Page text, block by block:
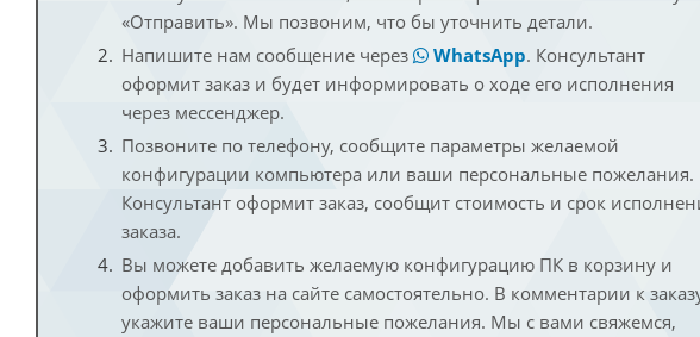
«Отправить». Мы позвоним, что бы уточнить детали.
Напишите нам сообщение через
WhatsApp. Консультант
оформит заказ и будет информировать о ходе его исполнения
через мессенджер.
Позвоните по телефону, сообщите параметры желаемой
конфигурации компьютера или ваши персональные пожелания.
Консультант оформит заказ, сообщит стоимость и срок
заказа.
Вы можете добавить желаемую конфигурацию ПК в корзину и
оформить заказ на сайте самостоятельно. В комментарии к
укажите ваши персональные пожелания. Мы с вами свяжемся,